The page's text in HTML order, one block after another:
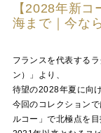
【2028年新
海まで｜今な
フランスを代表する
ン）」より、
待望の2028年夏に向
今回のコレクション
ルコー」で北極点を